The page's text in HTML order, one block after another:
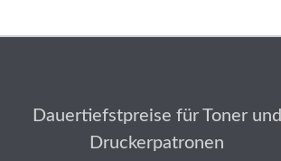
Dauertiefstpreise für Toner und
Druckerpatronen